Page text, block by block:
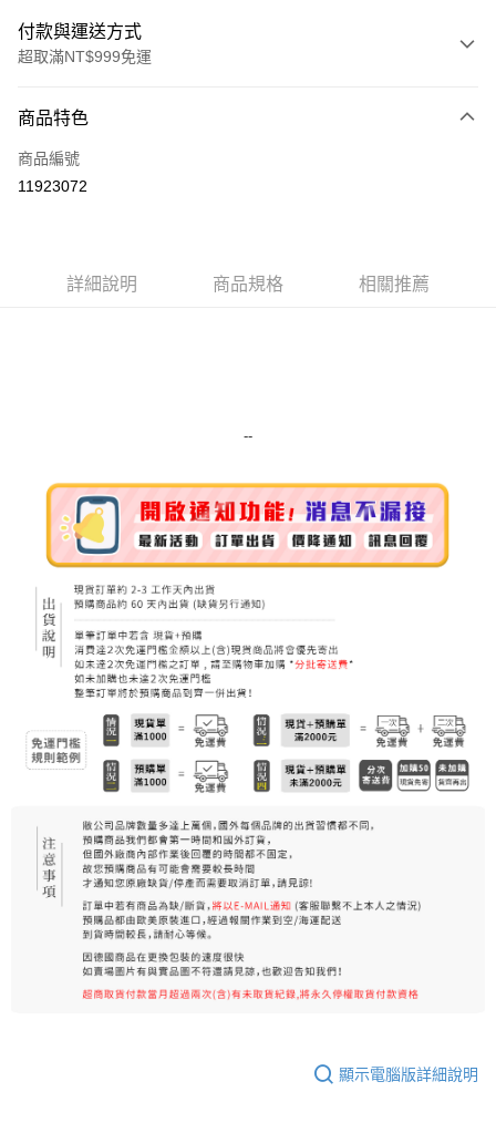
付款與運送方式
超取滿NT$999免運
信用卡一次付款
超商取貨付款
街口支付
全家取貨付款
每筆NT$80，滿NT$999(含以上)免運費
每筆NT$80，滿NT$999(含以上)免運費
7-11取貨付款
每筆NT$80，滿NT$999(含以上)免運費
7-11純取貨 (先付款
每筆NT$80，滿NT$999(含以上)免運費
每筆NT$100，滿NT$999(含以上)免運費
離島宅配（澎湖、金門、馬祖、小琉球）
每筆NT$250，滿NT$3,000(含以上)免運費
付款後門市自取
商品特色
商品編號
11923072
詳細說明 商品規格 相關推薦
--
顯示電腦版詳細說明